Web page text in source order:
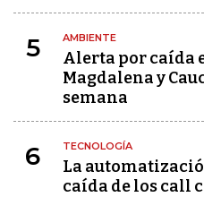
5 AMBIENTE
Alerta por caída
Magdalena y
semana
6 TECNOLOGÍA
La
caída de los call